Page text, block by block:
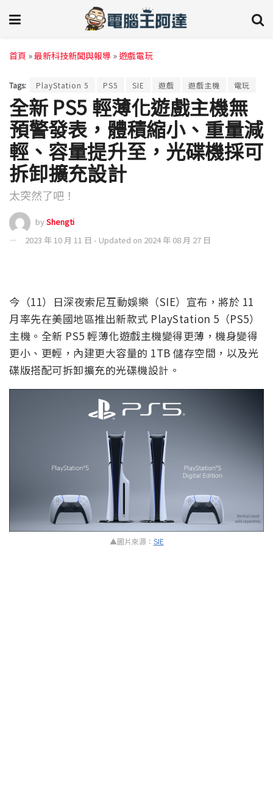
首頁 »最新科技新聞與報導 »遊戲電玩
Tags: PlayStation 5 PS5 SIE 遊戲 遊戲主機 電玩
全新 PS5 輕薄化遊戲主機無
預警發表，體積縮小、重量減
輕、容量提升至，光碟機採可
拆卸擴充設計
太突然了吧！
byShengti
2023 年 10 月 11 日 - Updated on 2024 年 08 月 27 日
今（11）日深夜索尼互動娛樂（SIE）宣布，將於 11
月率先在美國地區推出新款式 PlayStation 5（PS5）
主機。全新 PS5 輕薄化遊戲主機變得更薄，機身變得
更小、更輕，內建更大容量的 1TB 儲存空間，以及光
碟版搭配可拆卸擴充的光碟機設計。
▲圖片來源： SIE